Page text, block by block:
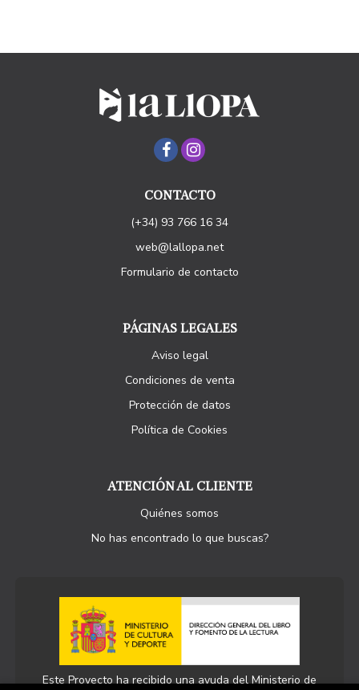
CONTACTO
(+34) 93 766 16 34
web@lallopa.net
Formulario de contacto
PÁGINAS LEGALES
Aviso legal
Condiciones de venta
Protección de datos
Política de Cookies
ATENCIÓN AL CLIENTE
Quiénes somos
No has encontrado lo que buscas?
Este Proyecto ha recibido una ayuda del Ministerio de